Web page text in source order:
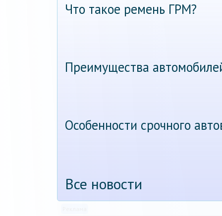
Что такое ремень ГРМ?
Преимущества
Особенности срочного
Все новости